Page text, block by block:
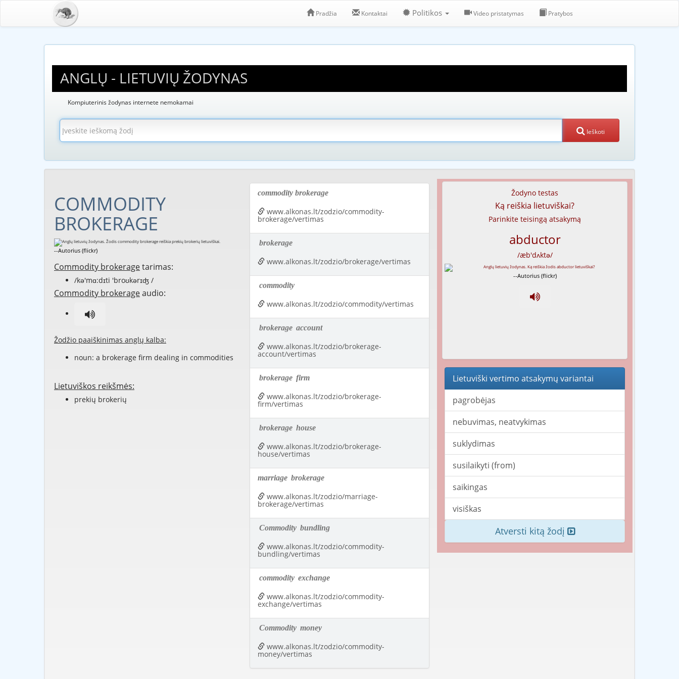
Pradžia Kontaktai Politikos Video pristatymas Pratybos
ANGLŲ - LIETUVIŲ ŽODYNAS
Kompiuterinis žodynas internete nemokamai
Ieškoti
COMMODITY
BROKERAGE
--Autorius (flickr)
Commodity brokeragetarimas:
/kə'mɑ:dɪti 'broʊkərɪʤ /
Commodity brokerageaudio:
Žodžio paaiškinimas anglų kalba:
noun: a brokerage firm dealing in commodities
Lietuviškos reikšmės:
prekių brokerių
commodity brokerage
www.alkonas.lt/zodzio/commodity-
brokerage/vertimas
brokerage
www.alkonas.lt/zodzio/brokerage/vertimas
commodity
www.alkonas.lt/zodzio/commodity/vertimas
brokerage account
www.alkonas.lt/zodzio/brokerage-
account/vertimas
brokerage firm
www.alkonas.lt/zodzio/brokerage-
firm/vertimas
brokerage house
www.alkonas.lt/zodzio/brokerage-
house/vertimas
marriage brokerage
www.alkonas.lt/zodzio/marriage-
brokerage/vertimas
Commodity bundling
www.alkonas.lt/zodzio/commodity-
bundling/vertimas
commodity exchange
www.alkonas.lt/zodzio/commodity-
exchange/vertimas
Commodity money
www.alkonas.lt/zodzio/commodity-
money/vertimas
Žodyno testas
Ką reiškia lietuviškai?
Parinkite teisingą atsakymą
abductor
/æb'dʌktə/
--Autorius (flickr)
Lietuviški vertimo atsakymų variantai
pagrobėjas
nebuvimas, neatvykimas
suklydimas
susilaikyti (from)
saikingas
visiškas
Atversti kitą žodį